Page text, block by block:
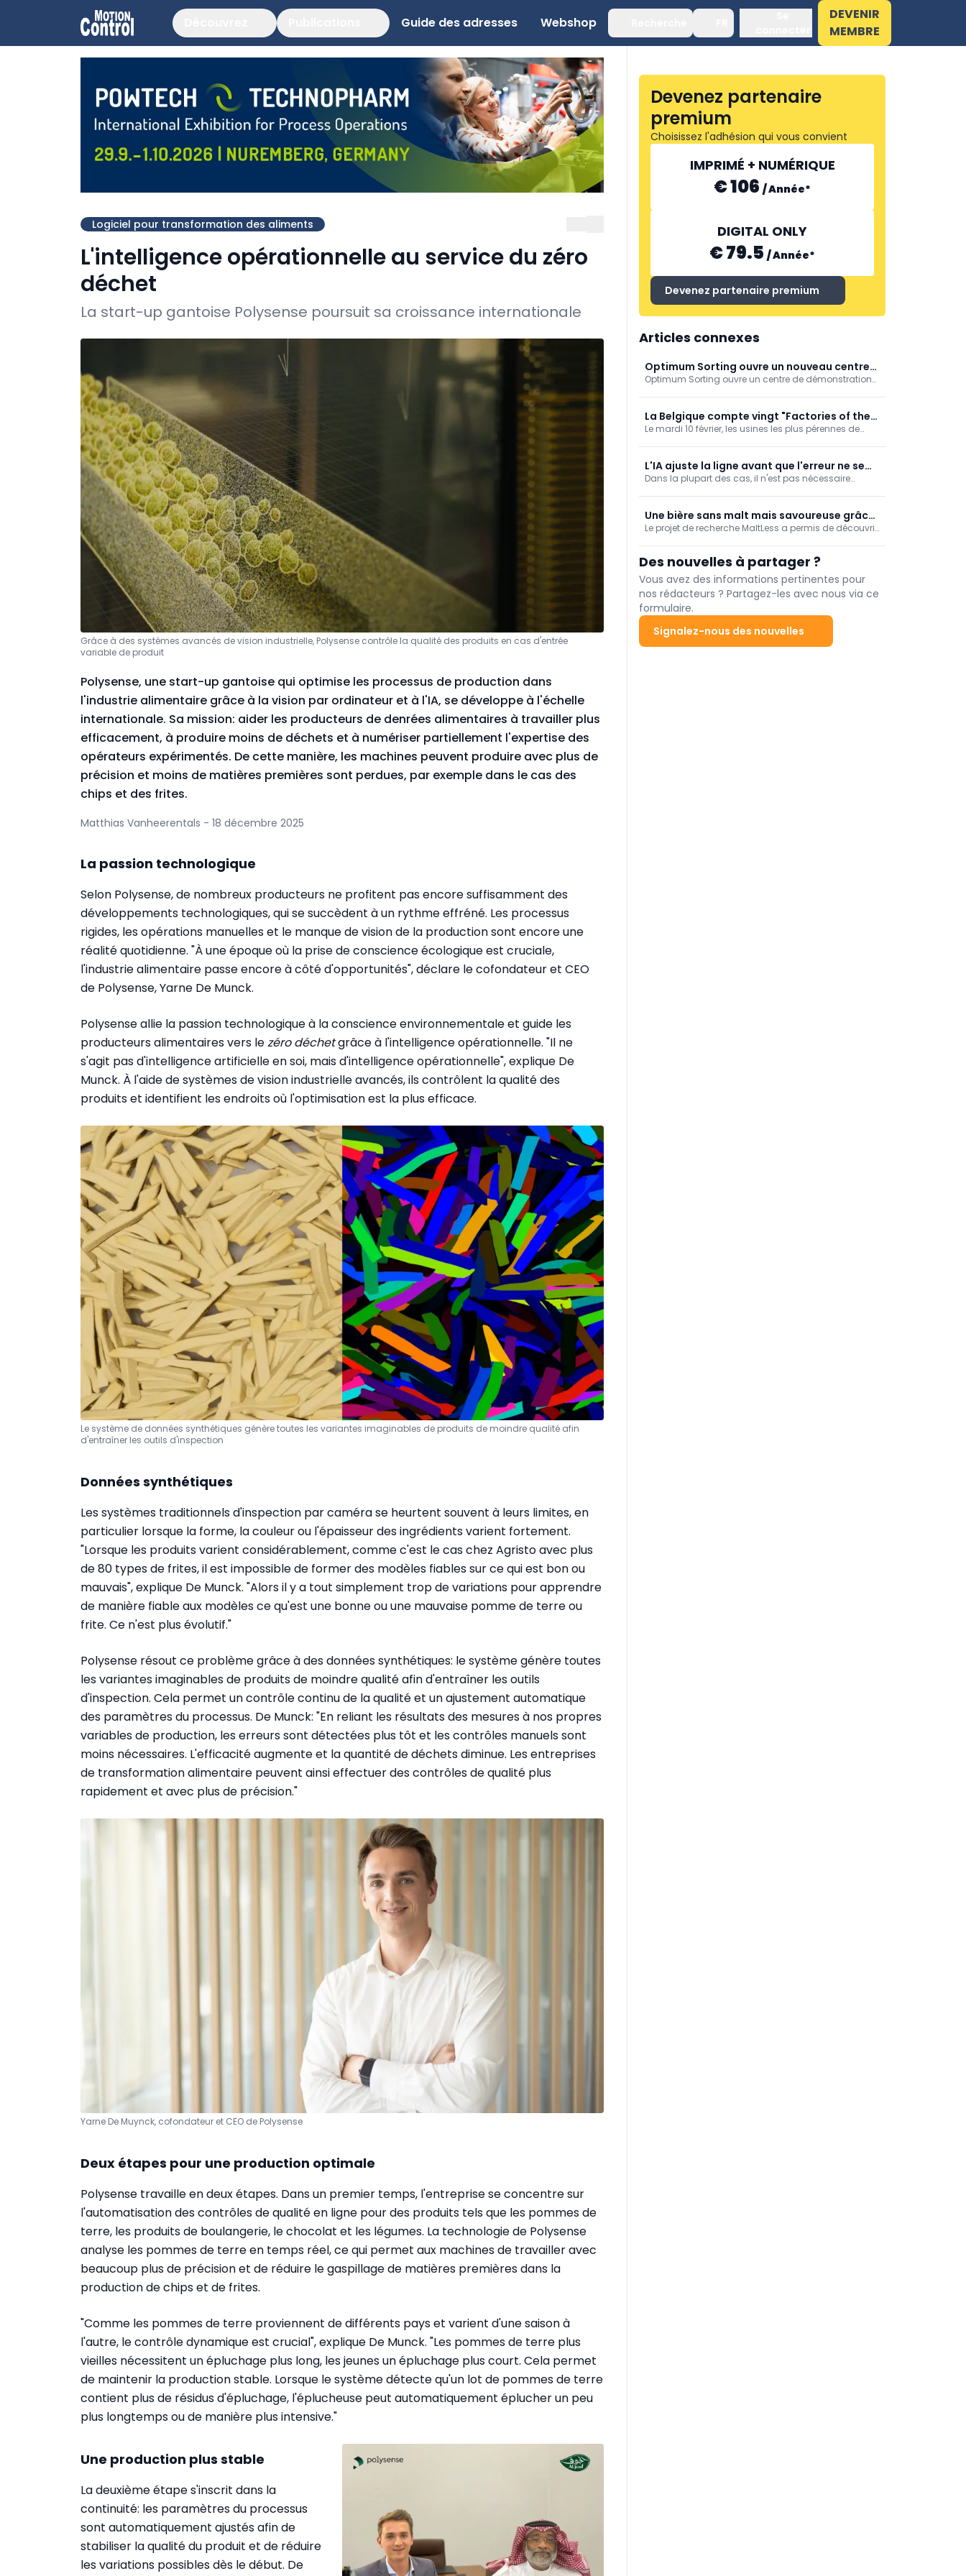
Guide des adresses Webshop
DEVENIR
MEMBRE
Logiciel pour transformation des aliments
L'intelligence opérationnelle au service du zéro
déchet
La start-up gantoise Polysense poursuit sa croissance internationale
Grâce à des systèmes avancés de vision industrielle, Polysense contrôle la qualité des produits en cas d'entrée
variable de produit
Polysense, une start-up gantoise qui optimise les processus de production dans
l'industrie alimentaire grâce à la vision par ordinateur et à l'IA, se développe à l'échelle
internationale. Sa mission: aider les producteurs de denrées alimentaires à travailler plus
efficacement, à produire moins de déchets et à numériser partiellement l'expertise des
opérateurs expérimentés. De cette manière, les machines peuvent produire avec plus de
précision et moins de matières premières sont perdues, par exemple dans le cas des
chips et des frites.
Matthias Vanheerentals - 18 décembre 2025
La passion technologique
Selon Polysense, de nombreux producteurs ne profitent pas encore suffisamment des
développements technologiques, qui se succèdent à un rythme effréné. Les processus
rigides, les opérations manuelles et le manque de vision de la production sont encore une
réalité quotidienne. "À une époque où la prise de conscience écologique est cruciale,
l'industrie alimentaire passe encore à côté d'opportunités", déclare le cofondateur et CEO
de Polysense, Yarne De Munck.
Polysense allie la passion technologique à la conscience environnementale et guide les
producteurs alimentaires vers lezéro déchetgrâce à l'intelligence opérationnelle. "Il ne
s'agit pas d'intelligence artificielle en soi, mais d'intelligence opérationnelle", explique De
Munck. À l'aide de systèmes de vision industrielle avancés, ils contrôlent la qualité des
produits et identifient les endroits où l'optimisation est la plus efficace.
Le système de données synthétiques génère toutes les variantes imaginables de produits de moindre qualité afin
d'entraîner les outils d'inspection
Données synthétiques
Les systèmes traditionnels d'inspection par caméra se heurtent souvent à leurs limites, en
particulier lorsque la forme, la couleur ou l'épaisseur des ingrédients varient fortement.
"Lorsque les produits varient considérablement, comme c'est le cas chez Agristo avec plus
de 80 types de frites, il est impossible de former des modèles fiables sur ce qui est bon ou
mauvais", explique De Munck. "Alors il y a tout simplement trop de variations pour apprendre
de manière fiable aux modèles ce qu'est une bonne ou une mauvaise pomme de terre ou
frite. Ce n'est plus évolutif."
Polysense résout ce problème grâce à des données synthétiques: le système génère toutes
les variantes imaginables de produits de moindre qualité afin d'entraîner les outils
d'inspection. Cela permet un contrôle continu de la qualité et un ajustement automatique
des paramètres du processus. De Munck: "En reliant les résultats des mesures à nos propres
variables de production, les erreurs sont détectées plus tôt et les contrôles manuels sont
moins nécessaires. L'efficacité augmente et la quantité de déchets diminue. Les entreprises
de transformation alimentaire peuvent ainsi effectuer des contrôles de qualité plus
rapidement et avec plus de précision."
Yarne De Muynck, cofondateur et CEO de Polysense
Deux étapes pour une production optimale
Polysense travaille en deux étapes. Dans un premier temps, l'entreprise se concentre sur
l'automatisation des contrôles de qualité en ligne pour des produits tels que les pommes de
terre, les produits de boulangerie, le chocolat et les légumes. La technologie de Polysense
analyse les pommes de terre en temps réel, ce qui permet aux machines de travailler avec
beaucoup plus de précision et de réduire le gaspillage de matières premières dans la
production de chips et de frites.
"Comme les pommes de terre proviennent de différents pays et varient d'une saison à
l'autre, le contrôle dynamique est crucial", explique De Munck. "Les pommes de terre plus
vieilles nécessitent un épluchage plus long, les jeunes un épluchage plus court. Cela permet
de maintenir la production stable. Lorsque le système détecte qu'un lot de pommes de terre
contient plus de résidus d'épluchage, l'éplucheuse peut automatiquement éplucher un peu
plus longtemps ou de manière plus intensive."
Une production plus stable
La deuxième étape s'inscrit dans la
continuité: les paramètres du processus
sont automatiquement ajustés afin de
stabiliser la qualité du produit et de réduire
les variations possibles dès le début. De
Devenez partenaire
premium
Choisissez l'adhésion qui vous convient
IMPRIMÉ + NUMÉRIQUE
€ 106 /Année*
DIGITAL ONLY
€ 79.5 /Année*
Devenez partenaire premium
Articles connexes
Optimum Sorting ouvre un nouveau centre
de tri et de démonstration à Sacramento
Optimum Sorting ouvre un centre de démonstration
trieuses Novus et Ventus, en se concentrant sur les
fruits à coque, mais aussi sur les fruits et légumes.
Cette expansion renforce la position de l'entreprise en
Californie et aux États-Unis.
La Belgique compte vingt "Factories of the
Future"
Le mardi 10 février, les usines les plus pérennes de
dont cinq actives dans l'industrie alimentaire, ont
reçu ce titre.
L'IA ajuste la ligne avant que l'erreur ne se
produise
Dans la plupart des cas, il n'est pas nécessaire
frites ayant une longue durée de conservation ou les
frites contenant un grand nombre de grains.
Polysense offre du realtime... en temps réel.
Une bière sans malt mais savoureuse grâce
à la gestion des enzymes
Le projet de recherche MaltLess a permis de découvrir
enzymes exogènes. Cela crée un nouveau processus
de brassage qui offre de nouvelles saveurs, un
meilleur contrôle du processus et des opportunités
pour les flux de céréales locales.
Des nouvelles à partager ?
Vous avez des informations pertinentes pour
nos rédacteurs ? Partagez-les avec nous via ce
formulaire.
Signalez-nous des nouvelles